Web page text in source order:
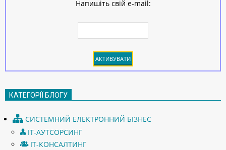
Напишіть свій e-mail:
КАТЕГОРІЇ БЛОГУ
СИСТЕМНИЙ ЕЛЕКТРОННИЙ БІЗНЕС
ІТ-АУТСОРСИНГ
ІТ-КОНСАЛТИНГ